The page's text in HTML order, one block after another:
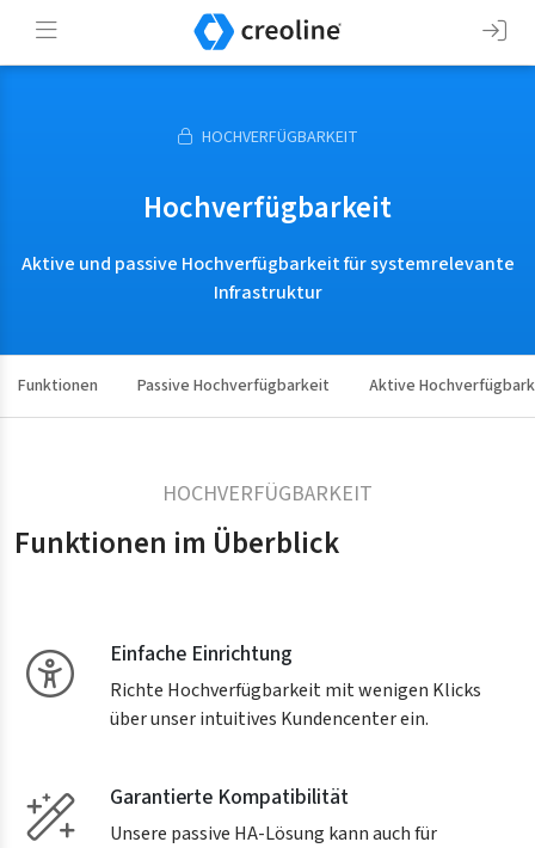
HOCHVERFÜGBARKEIT
Hochverfügbarkeit
Aktive und passive Hochverfügbarkeit für systemrelevante
Infrastruktur
Funktionen Passive Hochverfügbarkeit Aktive
HOCHVERFÜGBARKEIT
Funktionen im Überblick
Einfache Einrichtung
Richte Hochverfügbarkeit mit wenigen Klicks
über unser intuitives Kundencenter ein.
Garantierte Kompatibilität
Unsere passive HA-Lösung kann auch für